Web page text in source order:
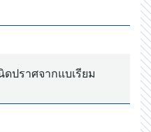
ปราศจากแบเรียม